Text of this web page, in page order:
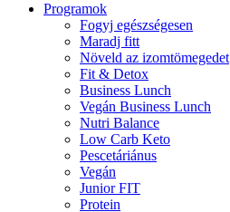
Programok
Fogyj egészségesen
Maradj fitt
Növeld az izomtömegedet
Fit & Detox
Business Lunch
Vegán Business Lunch
Nutri Balance
Low Carb Keto
Pescetáriánus
Vegán
Junior FIT
Protein